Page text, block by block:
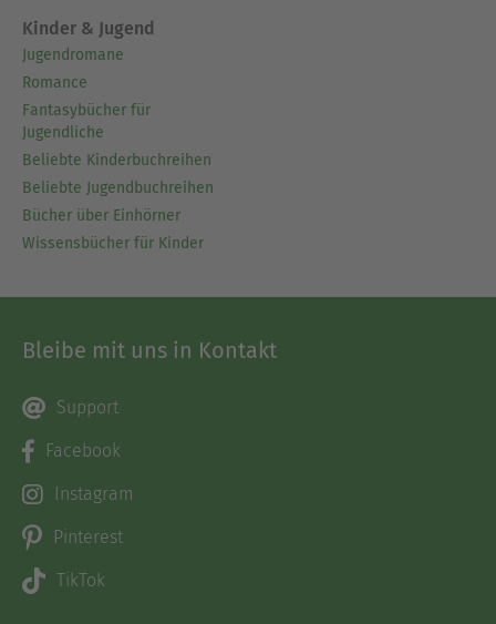
Kinder & Jugend
Jugendromane
Romance
Fantasybücher für
Jugendliche
Beliebte Kinderbuchreihen
Beliebte Jugendbuchreihen
Bücher über Einhörner
Wissensbücher für Kinder
Bleibe mit uns in Kontakt
Support
Facebook
Instagram
Pinterest
TikTok